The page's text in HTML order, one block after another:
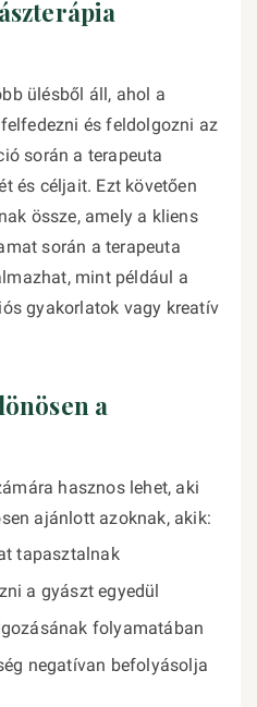
ülésből áll, ahol a
és feldolgozni az
során a terapeuta
és céljait. Ezt követően
össze, amely a kliens
során a terapeuta
mint például a
gyakorlatok vagy kreatív
a
hasznos lehet, aki
ajánlott azoknak, akik:
tapasztalnak
a gyászt egyedül
folyamatában
negatívan befolyásolja